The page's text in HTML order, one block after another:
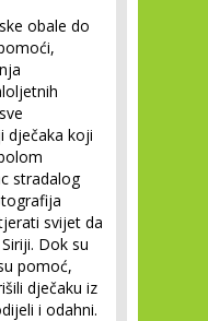
obale do
dječaka koji
stradalog
svijet da
Dok su
pomoć,
dječaku iz
i odahni.